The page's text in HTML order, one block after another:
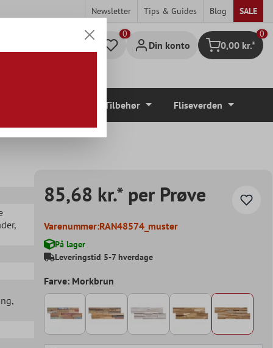
Newsletter Tips & Guides Blog SALE
Din konto Indkøbskurv
0
0,00 kr.*
Tilbehør Fliseverden
,
,
85,68 kr.* per Prøve
Varenummer:RAN48574_muster
På lager
Leveringstid 5-7 hverdage
Farve: Morkbrun